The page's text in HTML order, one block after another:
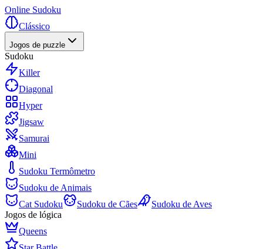
Online Sudoku
Clássico
Jogos de puzzle
Sudoku
Killer
Diagonal
Hyper
Jigsaw
Samurai
Mini
Sudoku Termômetro
Sudoku de Animais
Cat Sudoku
Sudoku de Cães
Sudoku de Aves
Jogos de lógica
Queens